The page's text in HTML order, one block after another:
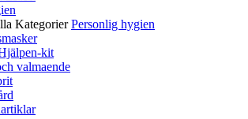
Kategorier Personlig hygien
kit
valmaende